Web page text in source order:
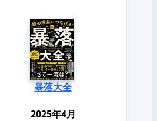
暴落大全
2025年4月